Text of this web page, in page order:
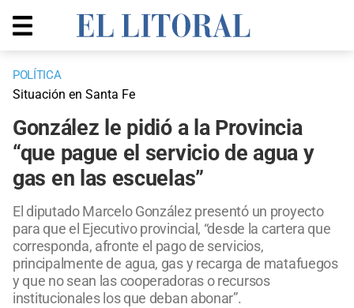
POLÍTICA
Situación en Santa Fe
González le pidió a la Provincia
“que pague el servicio de agua y
gas en las escuelas”
El diputado Marcelo González presentó un proyecto
para que el Ejecutivo provincial, “desde la cartera que
corresponda, afronte el pago de servicios,
principalmente de agua, gas y recarga de matafuegos
y que no sean las cooperadoras o recursos
institucionales los que deban abonar”.